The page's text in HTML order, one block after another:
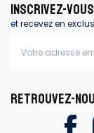
INSCRIVEZ-
et recevez en
RETROUVEZ-